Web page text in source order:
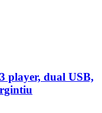
player, dual USB,